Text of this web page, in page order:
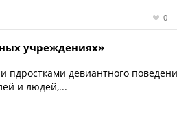
0
учреждениях»
пдростками девиантного
и людей,...